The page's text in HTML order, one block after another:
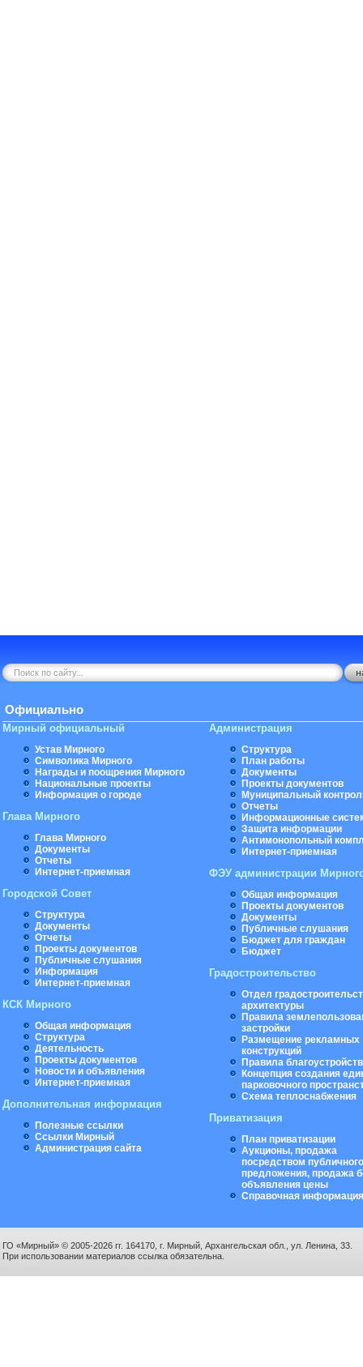
Официально
Мирный официальный
Устав Мирного
Символика Мирного
Награды и поощрения Мирного
Национальные проекты
Информация о городе
Глава Мирного
Глава Мирного
Документы
Отчеты
Интернет-приемная
Городской Совет
Структура
Документы
Отчеты
Проекты документов
Публичные слушания
Информация
Интернет-приемная
КСК Мирного
Общая информация
Структура
Деятельность
Проекты документов
Новости и объявления
Интернет-приемная
Дополнительная информация
Полезные ссылки
Ссылки Мирный
Администрация сайта
Администрация
Структура
План работы
Документы
Проекты документов
Муниципальный
Отчеты
Информационные
Защита информации
Антимонопольный
Интернет-приемная
ФЭУ администрации
Общая информация
Проекты документов
Документы
Публичные слушания
Бюджет для граждан
Бюджет
Градостроительство
Отдел
архитектуры
Правила
застройки
Размещение рекламных
конструкций
Правила
Концепция создания
парковочного
Схема теплоснабжения
Приватизация
План приватизации
Аукционы, продажа
посредством публичного
предложения, продажа
объявления цены
Справочная информация
ГО «Мирный» © 2005-2026 гг. 164170, г. Мирный, Архангельская обл., ул. Ленина, 33.
При использовании материалов ссылка обязательна.